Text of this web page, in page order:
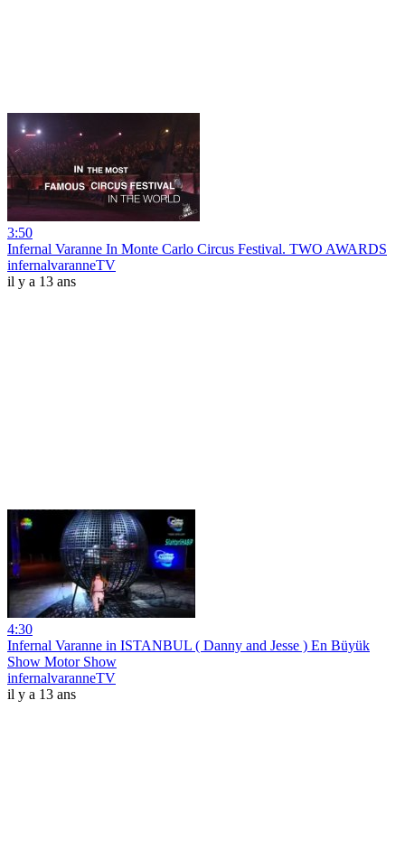
3:50
Infernal Varanne In Monte Carlo Circus Festival. TWO AWARDS
infernalvaranneTV
il y a 13 ans
4:30
Infernal Varanne in ISTANBUL ( Danny and Jesse ) En Büyük
Show Motor Show
infernalvaranneTV
il y a 13 ans